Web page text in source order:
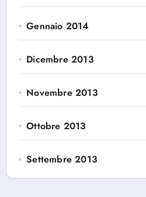
Gennaio 2014
Dicembre 2013
Novembre 2013
Ottobre 2013
Settembre 2013